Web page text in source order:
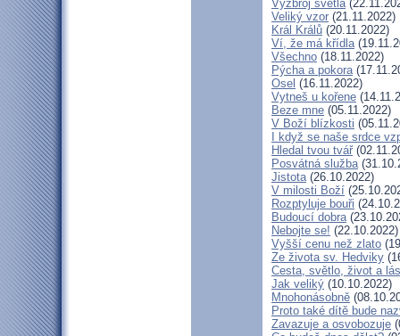
Výzbroj světla
Veliký vzor (21.11.2022)
Král Králů (20.11.2022)
Ví, že má křídla
Všechno (18.11.2022)
Pýcha a pokora
Osel (16.11.2022)
Vytneš u kořene
Beze mne (05.11.2022)
V Boží blízkosti
I když se naše srdce
Hledal tvou tvář
Posvátná služba
Jistota(26.10.2022)
V milosti Boží
Rozptyluje bouři
Budoucí dobra
Nebojte se! (22.10.2022)
Vyšší cenu než zlato
Ze života sv. Hedviky
Cesta, světlo, život a
Jak veliký (10.10.2022)
Mnohonásobně
Proto také dítě bude
Zavazuje a osvobozuje